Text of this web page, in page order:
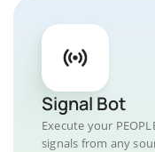
Signal Bot
Execute your
signals from any